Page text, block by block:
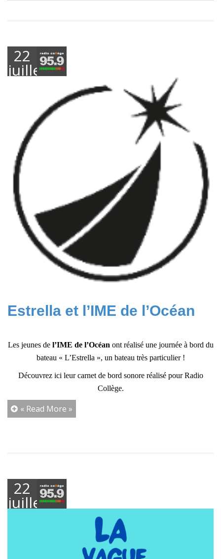
22
juillet
Estrella et l’IME de l’Océan
Les jeunes de l’IME de l’Océanont réalisé une journée à bord du
bateau « L’Estrella », un bateau très particulier !
Découvrez ici leur carnet de bord sonore réalisé pour Radio
Collège.
« Read More »
22
juillet